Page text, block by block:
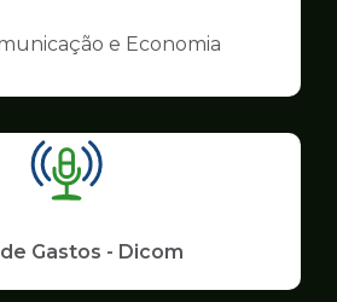
pagina
Comunicação
e Economia
Gastos - Dicom